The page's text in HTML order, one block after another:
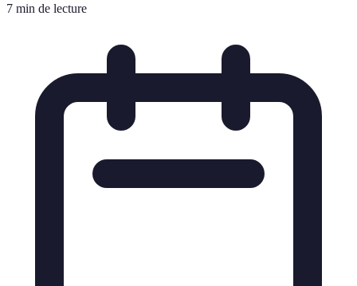
7 min de lecture